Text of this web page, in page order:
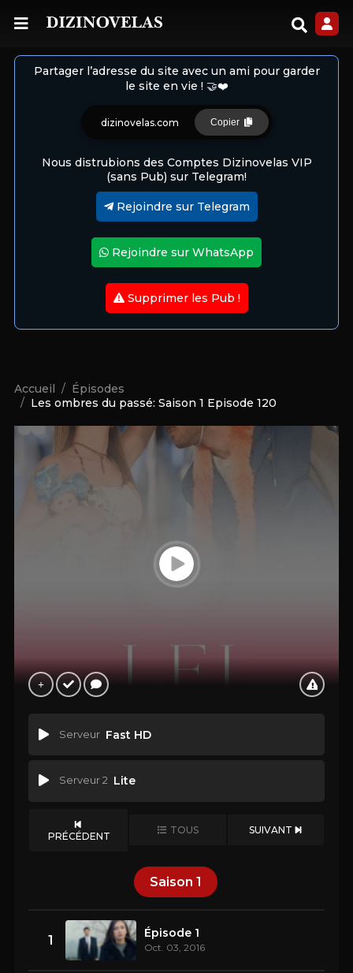
Partager l’adresse du site avec un ami pour garder
le site en vie ! 🤝❤️
dizinovelas.com Copier
Nous distrubions des Comptes Dizinovelas VIP
(sans Pub) sur Telegram!
Rejoindre sur Telegram
Rejoindre sur WhatsApp
Supprimer les Pub !
Accueil
Épisodes
Les ombres du passé: Saison 1 Episode 120
Serveur Fast HD
Serveur 2 Lite
PRÉCÉDENT TOUS SUIVANT
Saison 1
1 Épisode 1
Oct. 03, 2016